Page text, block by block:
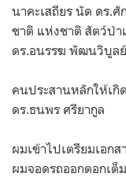
นาคะเสถียร นัด ดร.
ชาติ แห่งชาติ สัตว์ป่า
ดร.อนรรฆ พัฒนวิบูล
คนประสานหลักให้เ
ดร.ธนพร ศรียากูล
ผมเข้าไปเตรียมเอก
ผมจอดรถออกดอกเต็